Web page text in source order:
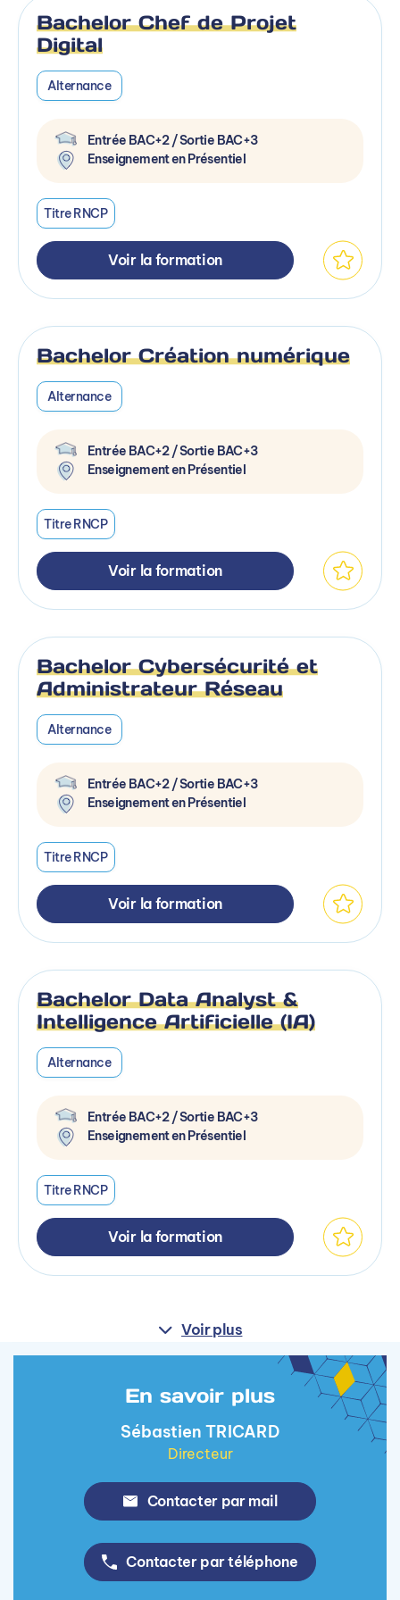
Bachelor Chef de Projet
Digital
Alternance
Entrée BAC+2 / Sortie BAC+3
Enseignement en Présentiel
Titre RNCP
Voir la formation
Bachelor Création numérique
Alternance
Entrée BAC+2 / Sortie BAC+3
Enseignement en Présentiel
Titre RNCP
Voir la formation
Bachelor Cybersécurité et
Administrateur Réseau
Alternance
Entrée BAC+2 / Sortie BAC+3
Enseignement en Présentiel
Titre RNCP
Voir la formation
Bachelor Data Analyst &
Intelligence Artificielle (IA)
Alternance
Entrée BAC+2 / Sortie BAC+3
Enseignement en Présentiel
Titre RNCP
Voir la formation
Voir plus
En savoir plus
Sébastien TRICARD
Directeur
Contacter par mail
Contacter par téléphone